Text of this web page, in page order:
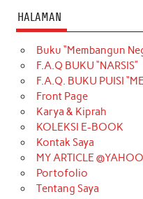
HALAMAN
Buku “Membangun
F.A.Q BUKU “NARSIS”
F.A.Q. BUKU PUISI
Front Page
Karya & Kiprah
KOLEKSI E-BOOK
Kontak Saya
MY ARTICLE
Portofolio
Tentang Saya